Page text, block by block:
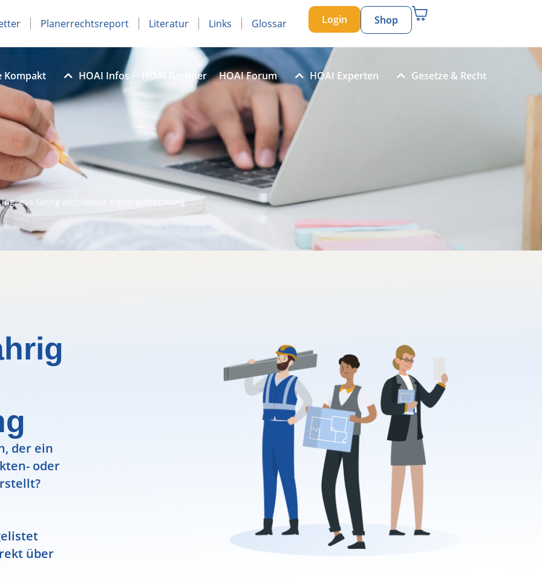
Planerrechtsreport Literatur Links Glossar Login Shop
Kompakt HOAI Infos HOAI Rechner HOAI Forum HOAI Experten Gesetze & Recht
eva fahrig architektur + energieberatung
der ein
oder
über